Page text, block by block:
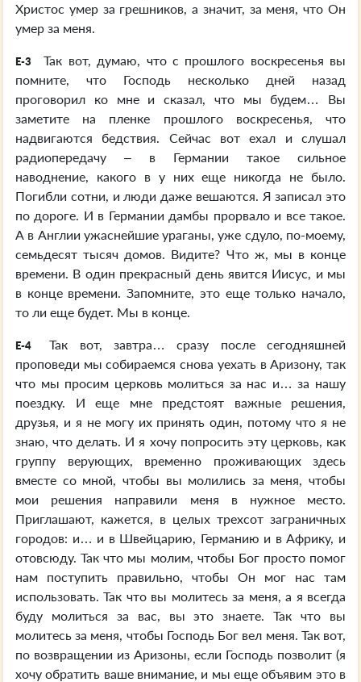
Христос умер за грешников, а значит, за меня, что Он
умер за меня.
E-3
Так вот, думаю, что с прошлого воскресенья вы
помните, что Господь несколько дней назад
проговорил ко мне и сказал, что мы будем… Вы
заметите на пленке прошлого воскресенья, что
надвигаются бедствия. Сейчас вот ехал и слушал
радиопередачу – в Германии такое сильное
наводнение, какого в у них еще никогда не было.
Погибли сотни, и люди даже вешаются. Я записал это
по дороге. И в Германии дамбы прорвало и все такое.
А в Англии ужаснейшие ураганы, уже сдуло, по-моему,
семьдесят тысяч домов. Видите? Что ж, мы в конце
времени. В один прекрасный день явится Иисус, и мы
в конце времени. Запомните, это еще только начало,
то ли еще будет. Мы в конце.
E-4
Так вот, завтра… сразу после сегодняшней
проповеди мы собираемся снова уехать в Аризону, так
что мы просим церковь молиться за нас и… за нашу
поездку. И еще мне предстоят важные решения,
друзья, и я не могу их принять один, потому что я не
знаю, что делать. И я хочу попросить эту церковь, как
группу верующих, временно проживающих здесь
вместе со мной, чтобы вы молились за меня, чтобы
мои решения направили меня в нужное место.
Приглашают, кажется, в целых трехсот заграничных
городов: и… и в Швейцарию, Германию и в Африку, и
отовсюду. Так что мы молим, чтобы Бог просто помог
нам поступить правильно, чтобы Он мог нас там
использовать. Так что вы молитесь за меня, а я всегда
буду молиться за вас, вы это знаете. Так что вы
молитесь за меня, чтобы Господь Бог вел меня. Так вот,
по возвращении из Аризоны, если Господь позволит (я
хочу обратить ваше внимание, и мы еще объявим это в